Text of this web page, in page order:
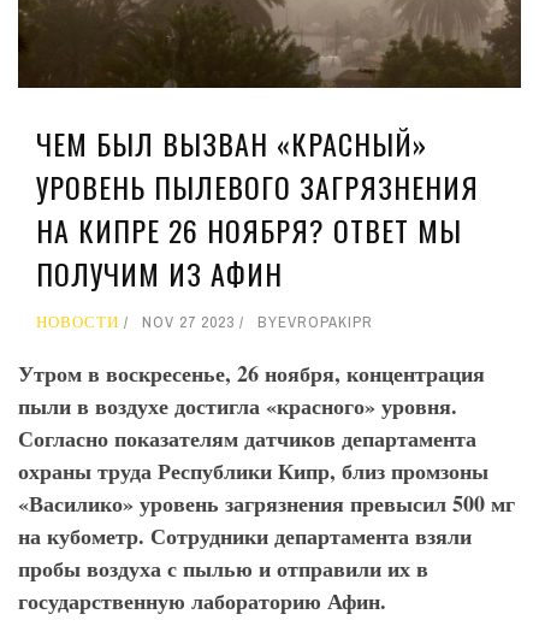
ЧЕМ БЫЛ ВЫЗВАН «КРАСНЫЙ»
УРОВЕНЬ ПЫЛЕВОГО ЗАГРЯЗНЕНИЯ
НА КИПРЕ 26 НОЯБРЯ? ОТВЕТ МЫ
ПОЛУЧИМ ИЗ АФИН
НОВОСТИ NOV 27 2023 BYEVROPAKIPR
Утром в воскресенье, 26 ноября, концентрация
пыли в воздухе достигла «красного» уровня.
Согласно показателям датчиков департамента
охраны труда Республики Кипр, близ промзоны
«Василико» уровень загрязнения превысил 500 мг
на кубометр. Сотрудники департамента взяли
пробы воздуха с пылью и отправили их в
государственную лабораторию Афин.